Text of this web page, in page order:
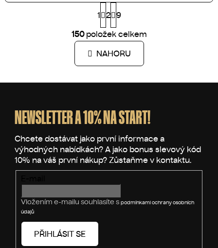
O
v
á
d
a
p
r
k
y
v
p
i
s
S
t
r
á
n
k
á
1 2
9
150položek celkem
NAHORU
NEWSLETTER A 10% NA START!
Vložením e-mailu souhlasíte s podmínkami ochrany osobních
údajů
PŘIHLÁSIT SE